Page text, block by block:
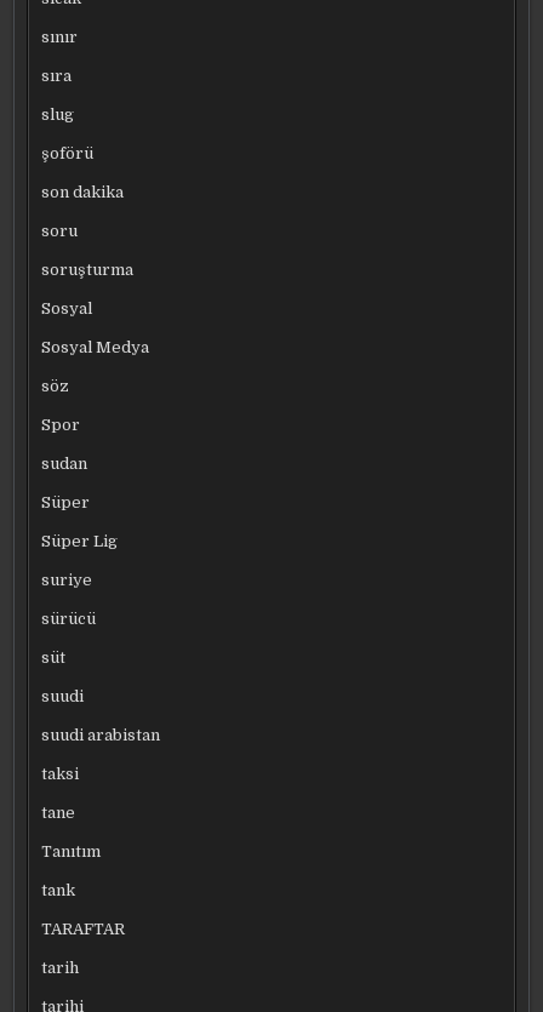
sınır
sıra
slug
şoförü
son dakika
soru
soruşturma
Sosyal
Sosyal Medya
söz
Spor
sudan
Süper
Süper Lig
suriye
sürücü
süt
suudi
suudi arabistan
taksi
tane
Tanıtım
tank
TARAFTAR
tarih
tarihi